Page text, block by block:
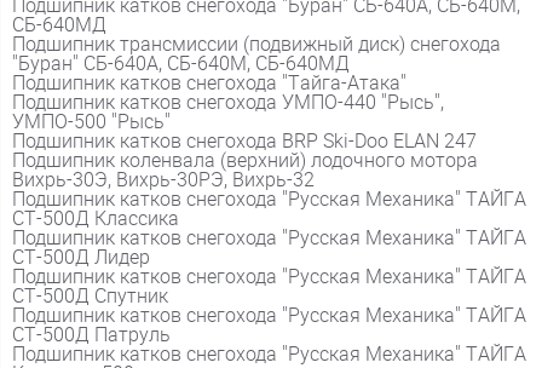
Подшипник катков снегохода "Буран" СБ-640А, СБ-640М,
СБ-640МД
Подшипник трансмиссии (подвижный диск) снегохода
"Буран" СБ-640А, СБ-640М, СБ-640МД
Подшипник катков снегохода "Тайга-Атака"
Подшипник катков снегохода УМПО-440 "Рысь",
УМПО-500 "Рысь"
Подшипник катков снегохода BRP Ski-Doo ELAN 247
Подшипник коленвала (верхний) лодочного мотора
Вихрь-30Э, Вихрь-30РЭ, Вихрь-32
Подшипник катков снегохода "Русская Механика" ТАЙГА
СТ-500Д Классика
Подшипник катков снегохода "Русская Механика" ТАЙГА
СТ-500Д Лидер
Подшипник катков снегохода "Русская Механика" ТАЙГА
СТ-500Д Спутник
Подшипник катков снегохода "Русская Механика" ТАЙГА
СТ-500Д Патруль
Подшипник катков снегохода "Русская Механика" ТАЙГА